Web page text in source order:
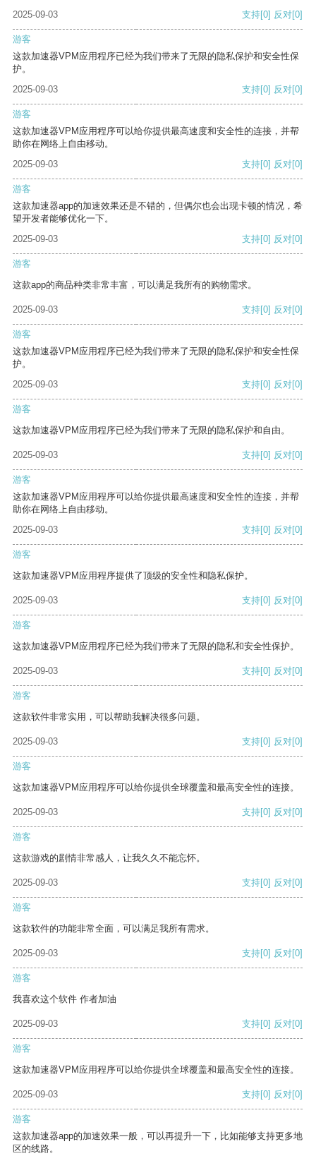
2025-09-03 支持[0] 反对[0]
游客
这款加速器VPM应用程序已经为我们带来了无限的隐私保护和安全性保
护。
2025-09-03
支持[0] 反对[0]
游客
这款加速器VPM应用程序可以给你提供最高速度和安全性的连接，并帮
助你在网络上自由移动。
2025-09-03
支持[0] 反对[0]
游客
这款加速器app的加速效果还是不错的，但偶尔也会出现卡顿的情况，希
望开发者能够优化一下。
2025-09-03
支持[0] 反对[0]
游客
这款app的商品种类非常丰富，可以满足我所有的购物需求。
2025-09-03 支持[0] 反对[0]
游客
这款加速器VPM应用程序已经为我们带来了无限的隐私保护和安全性保
护。
2025-09-03
支持[0] 反对[0]
游客
这款加速器VPM应用程序已经为我们带来了无限的隐私保护和自由。
2025-09-03 支持[0] 反对[0]
游客
这款加速器VPM应用程序可以给你提供最高速度和安全性的连接，并帮
助你在网络上自由移动。
2025-09-03
支持[0] 反对[0]
游客
这款加速器VPM应用程序提供了顶级的安全性和隐私保护。
2025-09-03 支持[0] 反对[0]
游客
这款加速器VPM应用程序已经为我们带来了无限的隐私和安全性保护。
2025-09-03 支持[0] 反对[0]
游客
这款软件非常实用，可以帮助我解决很多问题。
2025-09-03 支持[0] 反对[0]
游客
这款加速器VPM应用程序可以给你提供全球覆盖和最高安全性的连接。
2025-09-03 支持[0] 反对[0]
游客
这款游戏的剧情非常感人，让我久久不能忘怀。
2025-09-03 支持[0] 反对[0]
游客
这款软件的功能非常全面，可以满足我所有需求。
2025-09-03 支持[0] 反对[0]
游客
我喜欢这个软件 作者加油
2025-09-03 支持[0] 反对[0]
游客
这款加速器VPM应用程序可以给你提供全球覆盖和最高安全性的连接。
2025-09-03 支持[0] 反对[0]
游客
这款加速器app的加速效果一般，可以再提升一下，比如能够支持更多地
区的线路。